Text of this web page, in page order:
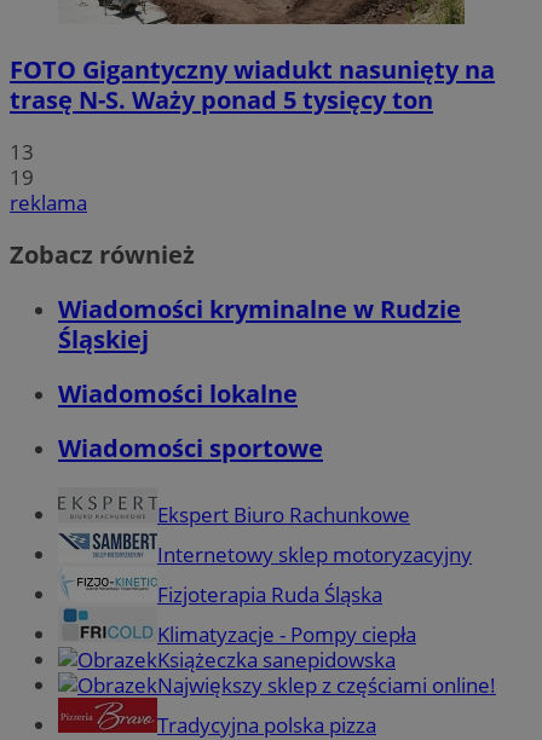
FOTO Gigantyczny wiadukt nasunięty na
trasę N-S. Waży ponad 5 tysięcy ton
13
19
reklama
Zobacz również
Wiadomości kryminalne w Rudzie
Śląskiej
Wiadomości lokalne
Wiadomości sportowe
Ekspert Biuro Rachunkowe
Internetowy sklep motoryzacyjny
Fizjoterapia Ruda Śląska
Klimatyzacje - Pompy ciepła
Książeczka sanepidowska
Największy sklep z częściami online!
Tradycyjna polska pizza